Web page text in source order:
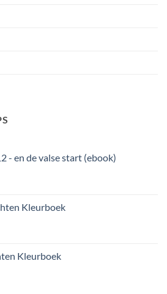
- en de valse start (ebook)
Kleurboek
Kleurboek